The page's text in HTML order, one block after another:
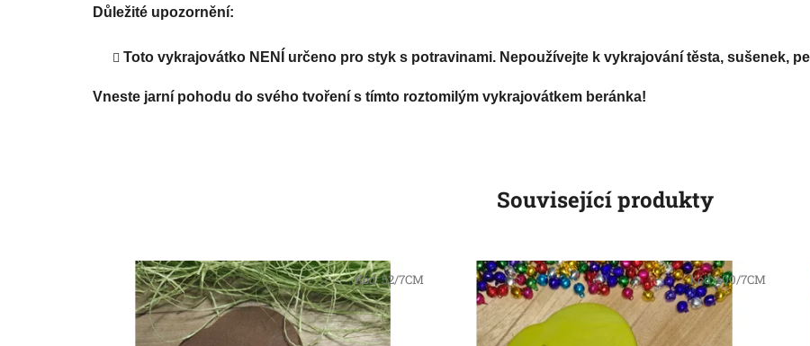
Důležité upozornění:
Toto vykrajovátko NENÍ určeno pro styk s potravinami. Nepoužívejte k vykrajování těsta, sušenek,
Vneste jarní pohodu do svého tvoření s tímto roztomilým vykrajovátkem beránka!
Související produkty
Kód:52/7CM Kód:100/7CM